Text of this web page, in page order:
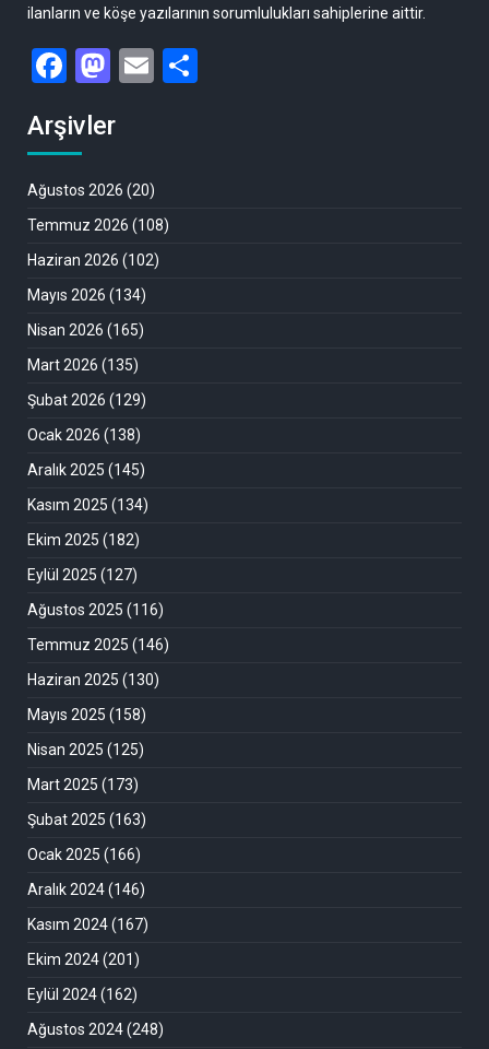
ilanların ve köşe yazılarının sorumlulukları sahiplerine aittir.
Facebook
Mastodon
Email
Arşivler
Ağustos 2026 (20)
Temmuz 2026 (108)
Haziran 2026 (102)
Mayıs 2026 (134)
Nisan 2026 (165)
Mart 2026 (135)
Şubat 2026 (129)
Ocak 2026 (138)
Aralık 2025 (145)
Kasım 2025 (134)
Ekim 2025 (182)
Eylül 2025 (127)
Ağustos 2025 (116)
Temmuz 2025 (146)
Haziran 2025 (130)
Mayıs 2025 (158)
Nisan 2025 (125)
Mart 2025 (173)
Şubat 2025 (163)
Ocak 2025 (166)
Aralık 2024(146)
Kasım 2024(167)
Ekim 2024(201)
Eylül 2024(162)
Ağustos 2024(248)